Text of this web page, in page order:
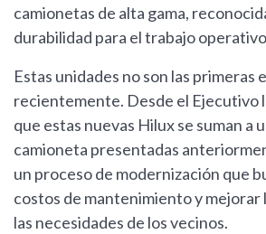
camionetas de alta gama,
durabilidad para el trabajo
Estas unidades no son las primeras
recientemente. Desde el Ejecutivo
que estas nuevas Hilux se suman a
camioneta presentadas
un proceso de modernización que
costos de mantenimiento y mejorar
las necesidades de los vecinos.